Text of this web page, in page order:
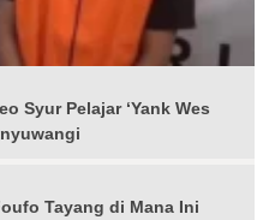
Syur Pelajar ‘Yank Wes
Tayang di Mana Ini